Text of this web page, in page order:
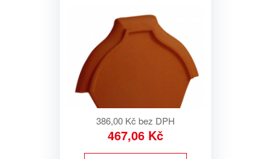
386,00 Kč bez DPH
467,06 Kč